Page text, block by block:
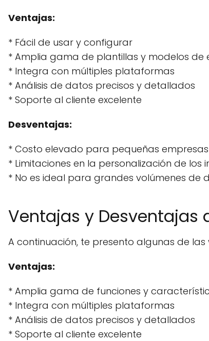
Ventajas:
* Fácil de usar y configurar
* Amplia gama de plantillas y modelos de
* Integra con múltiples plataformas
* Análisis de datos precisos y detallados
* Soporte al cliente excelente
Desventajas:
* Costo elevado para pequeñas empresas
* Limitaciones en la personalización de los
* No es ideal para grandes volúmenes de
Ventajas y Desventajas
A continuación, te presento algunas de
Ventajas:
* Amplia gama de funciones y
* Integra con múltiples plataformas
* Análisis de datos precisos y detallados
* Soporte al cliente excelente